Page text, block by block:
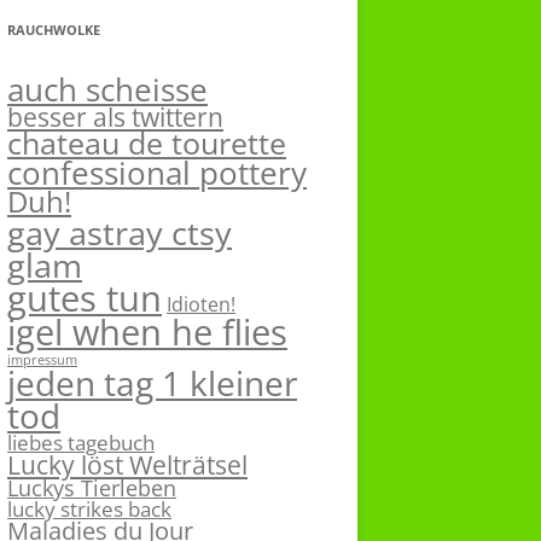
RAUCHWOLKE
auch scheisse
besser als twittern
chateau de tourette
confessional pottery
Duh!
gay astray ctsy
glam
gutes tun Idioten!
igel when he flies
impressum
jeden tag 1 kleiner
tod
liebes tagebuch
Lucky löst Welträtsel
Luckys Tierleben
lucky strikes back
Maladies du Jour